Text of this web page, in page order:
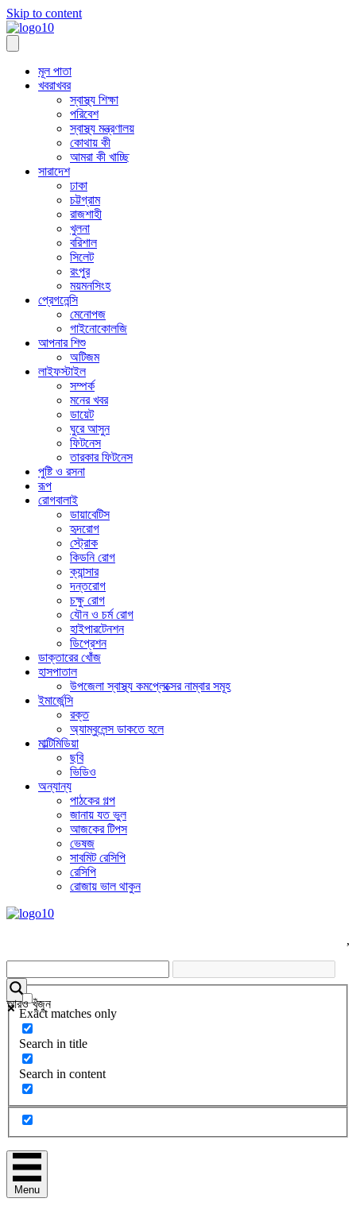
Skip to content
মূল পাতা
খবরাখবর
স্বাস্থ্য শিক্ষা
পরিবেশ
স্বাস্থ্য মন্ত্রণালয়
কোথায় কী
আমরা কী খাচ্ছি
সারাদেশ
ঢাকা
চট্টগ্রাম
রাজশাহী
খুলনা
বরিশাল
সিলেট
রংপুর
ময়মনসিংহ
প্রেগনেন্সি
মেনোপজ
গাইনোকোলজি
আপনার শিশু
অটিজম
লাইফস্টাইল
সম্পর্ক
মনের খবর
ডায়েট
ঘুরে আসুন
ফিটনেস
তারকার ফিটনেস
পুষ্টি ও রসনা
রূপ
রোগবালাই
ডায়াবেটিস
হৃদরোগ
স্ট্রোক
কিডনি রোগ
ক্যান্সার
দন্তরোগ
চক্ষু রোগ
যৌন ও চর্ম রোগ
হাইপারটেনশন
ডিপ্রেশন
ডাক্তারের খোঁজ
হাসপাতাল
উপজেলা স্বাস্থ্য কমপ্লেক্সের নাম্বার সমূহ
ইমার্জেন্সি
রক্ত
অ্যাম্বুলেন্স ডাকতে হলে
মাল্টিমিডিয়া
ছবি
ভিডিও
অন্যান্য
পাঠকের গল্প
জানায় যত ভুল
আজকের টিপস
ভেষজ
সাবমিট রেসিপি
রেসিপি
রোজায় ভাল থাকুন
,
আরও খুঁজুন
Exact matches only
Search in title
Search in content
Menu